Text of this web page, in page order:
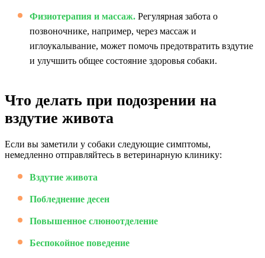
Физиотерапия и массаж. Регулярная забота о
позвоночнике, например, через массаж и
иглоукалывание, может помочь предотвратить вздутие
и улучшить общее состояние здоровья собаки.
Что делать при подозрении на
вздутие живота
Если вы заметили у собаки следующие симптомы,
немедленно отправляйтесь в ветеринарную клинику:
Вздутие живота
Побледнение десен
Повышенное слюноотделение
Беспокойное поведение